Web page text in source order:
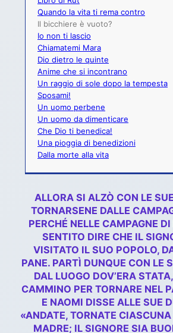
Quando la vita ti rema contro
Il bicchiere è vuoto?
Io non ti lascio
Chiamatemi Mara
Dio dietro le quinte
Anime che si incontrano
Un raggio di sole dopo la tempesta
Sposami!
Un uomo perbene
Un uomo da dimenticare
Che Dio ti benedica!
Una pioggia di benedizioni
Dalla morte alla vita
ALLORA SI ALZÒ CON LE
TORNARSENE DALLE
PERCHÉ NELLE CAMPAGNE
SENTITO DIRE CHE IL
VISITATO IL SUO POPOLO,
PANE. PARTÌ DUNQUE CON LE
DAL LUOGO DOV’ERA
CAMMINO PER TORNARE NEL
E NAOMI DISSE ALLE SUE
«ANDATE, TORNATE
MADRE; IL SIGNORE SIA